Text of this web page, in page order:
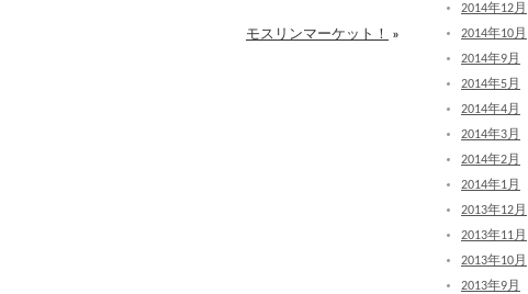
モスリンマーケット！ »
2014年12月
2014年10月
2014年9月
2014年5月
2014年4月
2014年3月
2014年2月
2014年1月
2013年12月
2013年11月
2013年10月
2013年9月